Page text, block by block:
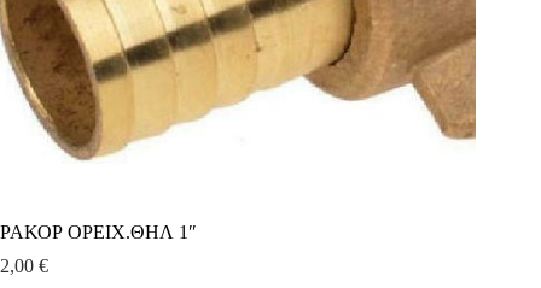
ΡΑΚΟΡ ΟΡΕΙΧ.ΘΗΛ 1″
2,00 €